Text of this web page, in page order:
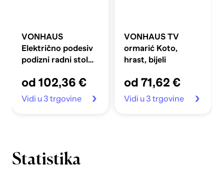
VONHAUS
Električno podesiv
podizni radni stol
C priključkom za
punjenje, crni
od 102,36 €
Vidi u 3 trgovine
VONHAUS TV
ormarić Koto,
hrast, bijeli
od 71,62 €
Vidi u 3 trgovine
Statistika